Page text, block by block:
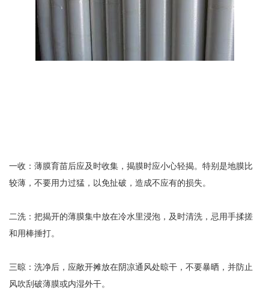
一收：薄膜育苗后应及时收集，揭膜时应小心轻揭。特别是地膜比
较薄，不要用力过猛，以免扯破，造成不应有的损失。
二洗：把揭开的薄膜集中放在冷水里浸泡，及时清洗，忌用手揉搓
和用棒捶打。
三晾：洗净后，应敞开摊放在阴凉通风处晾干，不要暴晒，并防止
风吹刮破薄膜或内湿外干。